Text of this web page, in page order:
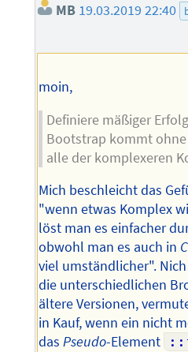
MB 19.03.2019 22:40
moin,
Definiere mäßiger
Bootstrap kommt
alle der komplexeren
Mich beschleicht das
"wenn etwas Komplex
löst man es einfacher
obwohl man es auch in
viel umständlicher".
die unterschiedlichen
ältere Versionen,
in Kauf, wenn ein nicht
dasPseudo-Element